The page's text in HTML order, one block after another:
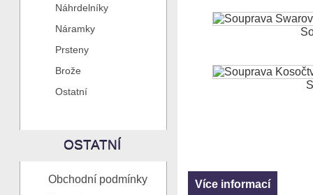
Náhrdelníky
Náramky
Prsteny
Brože
Ostatní
OSTATNÍ
Obchodní podmínky
Více informací